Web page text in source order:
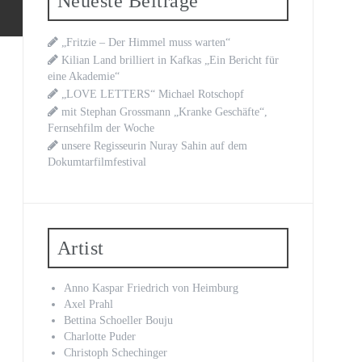
„Fritzie – Der Himmel muss warten“
Kilian Land brilliert in Kafkas „Ein Bericht für
eine Akademie“
„LOVE LETTERS“ Michael Rotschopf
mit Stephan Grossmann „Kranke Geschäfte“,
Fernsehfilm der Woche
unsere Regisseurin Nuray Sahin auf dem
Dokumtarfilmfestival
Artist
Anno Kaspar Friedrich von Heimburg
Axel Prahl
Bettina Schoeller Bouju
Charlotte Puder
Christoph Schechinger